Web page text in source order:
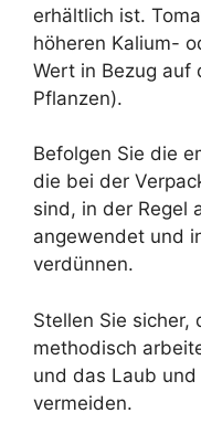
erhältlich ist.
höheren Kalium-
Wert in Bezug auf
Pflanzen).
Befolgen Sie die
die bei der
sind, in der Regel
angewendet und
verdünnen.
Stellen Sie sicher,
methodisch
und das Laub
vermeiden.